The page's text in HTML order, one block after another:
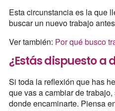
Esta circunstancia es la que
buscar un nuevo trabajo
Ver también: Por qué busco
¿Estás dispuesto a
Si toda la reflexión que has
que vas a cambiar de
donde encaminarte. Piensa